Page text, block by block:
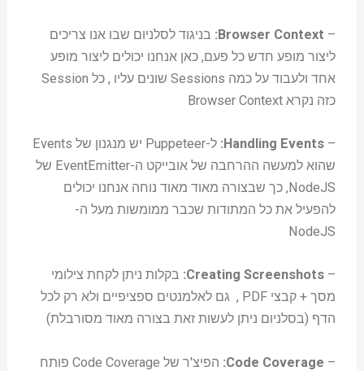
–
Browser Context: בניגוד לסלניום שבו אנו צריכים
ליצור מופע חדש כל פעם, כאן אנחנו יכולים ליצור מופע
אחד ולעבוד על כמה Sessions שונים עליו , כל Session
כזה נקרא Browser Context
–
Handling Events:
ל-Puppeteer יש מנגנון של Events
שהוא למעשה ההרחבה של אובייקט ה-EventEmitter של
NodeJS, כך שבצורה מאוד מאוד נוחה אנחנו יכולים
להפעיל את כל המתודות שכבר ממומשות מעל ה-
NodeJS
–
Creating Screenshots: בקלות ניתן לקחת צילומי
מסך + קבצי PDF , גם לאלמנטים ספציפיים ולא רק לכל
הדף (בסלניום ניתן לעשות זאת בצורה מאוד מסורבלת)
–
Code Coverage:
הפיצ'ר של Code Coverage פותח